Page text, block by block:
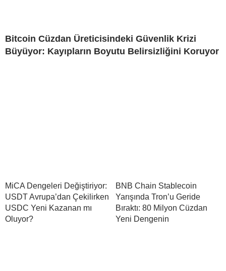
Bitcoin Cüzdan Üreticisindeki Güvenlik Krizi
Büyüyor: Kayıpların Boyutu Belirsizliğini Koruyor
MiCA Dengeleri Değiştiriyor:
USDT Avrupa’dan Çekilirken
USDC Yeni Kazanan mı
Oluyor?
BNB Chain Stablecoin
Yarışında Tron’u Geride
Bıraktı: 80 Milyon Cüzdan
Yeni Dengenin